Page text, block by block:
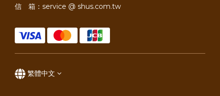
信 箱：service @ shus.com.tw
繁體中文